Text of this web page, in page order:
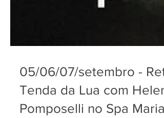
05/06/07/setembro -
Tenda da Lua com Helen